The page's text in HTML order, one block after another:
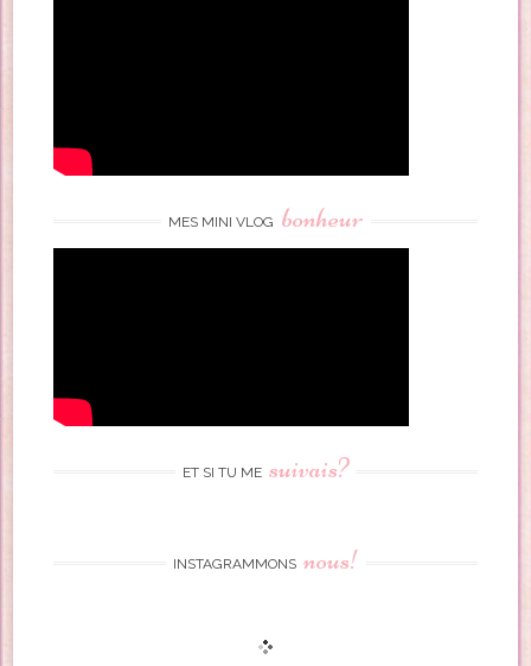
MES MINI VLOG bonheur
ET SI TU ME suivais?
INSTAGRAMMONS nous!